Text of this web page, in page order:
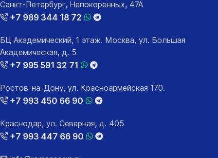
Санкт-Петербург, Непокоренных, 47А
+7 989 344 18 72
БЦ Академический, 1 этаж. Москва, ул. Большая
Академическая, д. 5
+7 995 591 32 71
Ростов-на-Дону, ул. Красноармейская 170.
+7 993 450 66 90
Краснодар, ул. Северная, д. 405
+7 993 447 66 90